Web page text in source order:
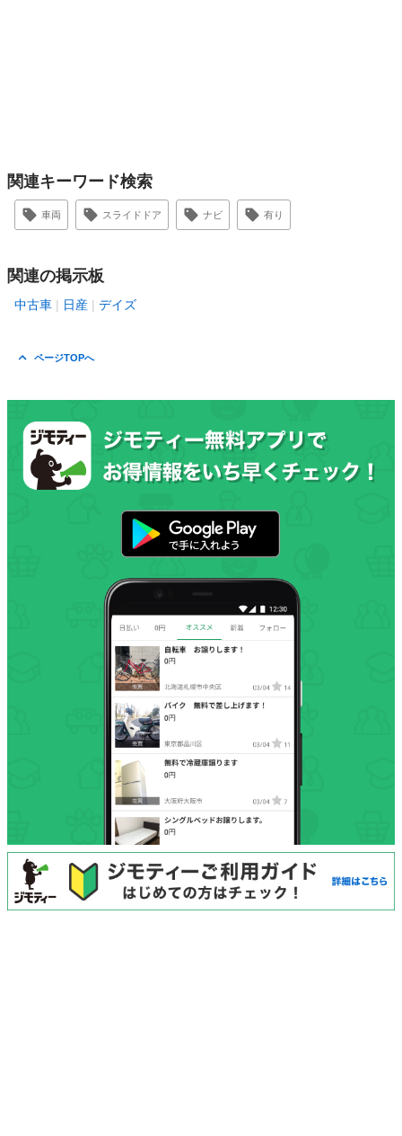
関連キーワード検索
車両 スライドドア ナビ 有り
関連の掲示板
中古車 日産 デイズ
ページTOPへ